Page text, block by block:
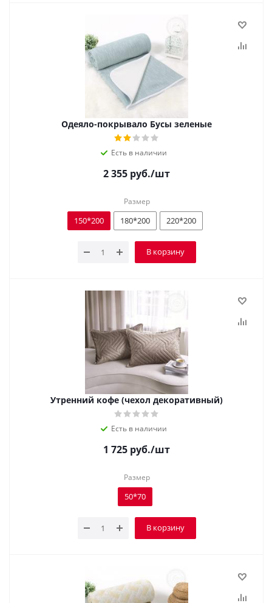
Одеяло-покрывало Бусы зеленые
Есть в наличии
2 355 руб./шт
Размер
150*200 180*200 220*200
В корзину
Утренний кофе (чехол декоративный)
Есть в наличии
1 725 руб./шт
Размер
50*70
В корзину